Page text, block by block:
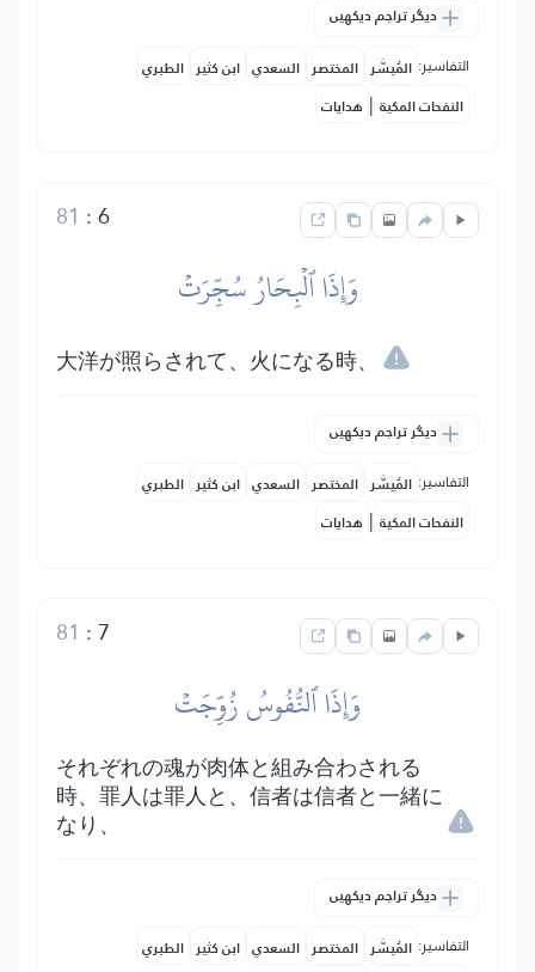
دیگر تراجم دیکھیں
التفاسير: المُيسَّر المختصر السعدي ابن كثير الطبري
النفحات المكية | هدايات
6
:
81
وَإِذَا ٱلۡبِحَارُ سُجِّرَتۡ
大洋が照らされて、火になる時、
دیگر تراجم دیکھیں
التفاسير: المُيسَّر المختصر السعدي ابن كثير الطبري
النفحات المكية | هدايات
7
:
81
وَإِذَا ٱلنُّفُوسُ زُوِّجَتۡ
それぞれの魂が肉体と組み合わされる
時、罪人は罪人と、信者は信者と一緒に
なり、
دیگر تراجم دیکھیں
التفاسير: المُيسَّر المختصر السعدي ابن كثير الطبري